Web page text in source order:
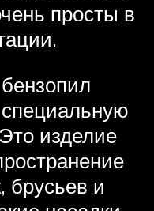
просты в
изделие
брусьев и